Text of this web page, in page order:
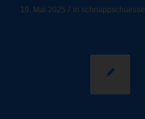
19. Mai 2025 / in schnappschuesse